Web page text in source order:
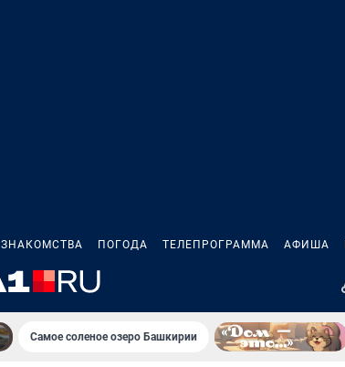
ЗНАКОМСТВА ПОГОДА ТЕЛЕПРОГРАММА АФИША
Самое соленое озеро Башкирии